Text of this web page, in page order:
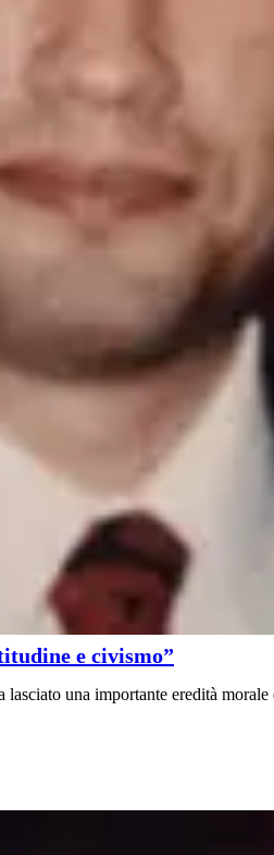
e civismo”
una importante eredità